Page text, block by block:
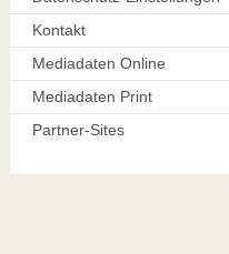
Kontakt
Mediadaten Online
Mediadaten Print
Partner-Sites